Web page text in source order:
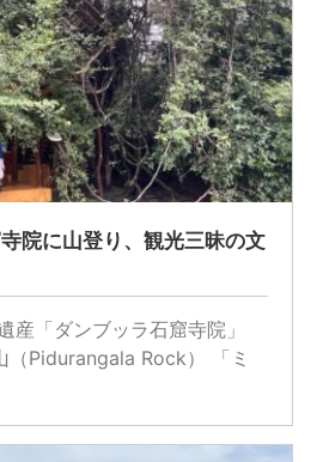
院に山登り、観光三昧の文
産「ダンブッラ石窟寺院」
（Pidurangala Rock） 「ミ